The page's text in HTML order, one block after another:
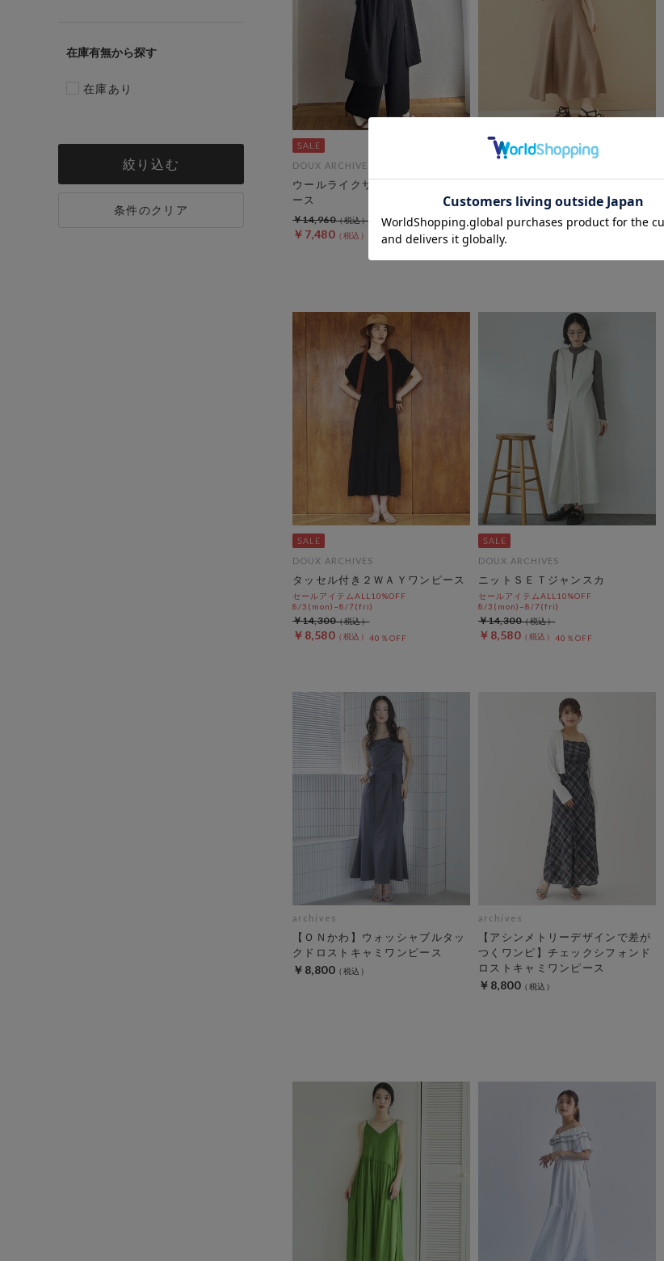
在庫有無
在庫あり
絞り込む
条件のクリア
DOUX ARCHIVES
ウールライクサファリジレワンピ
ース
￥7,480 50％OFF
￥14,960
×キャミワンピースＳＥＴ
￥7,700
￥11,000
DOUX ARCHIVES
タッセル付き２ＷＡＹワンピース
セールアイテムALL10%OFF
8/3(mon)~8/7(fri)
￥8,580 40％OFF
￥14,300
DOUX ARCHIVES
ニットＳＥＴジャンスカ
セールアイテムALL10%OFF
8/3(mon)~8/7(fri)
￥8,580 40％OFF
￥14,300
archives
【ＯＮかわ】ウォッシャブルタッ
クドロストキャミワンピース
￥8,800
archives
【アシンメトリーデザインで差が
つくワンピ】チェックシフォンド
ロストキャミワンピース
￥8,800